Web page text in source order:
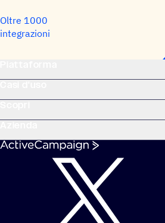
Oltre 1000
integrazioni